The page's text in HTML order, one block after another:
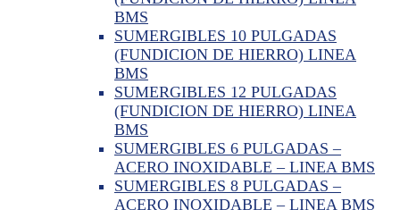
BMS
SUMERGIBLES 10 PULGADAS
(FUNDICION DE HIERRO) LINEA
BMS
SUMERGIBLES 12 PULGADAS
(FUNDICION DE HIERRO) LINEA
BMS
SUMERGIBLES 6 PULGADAS –
ACERO INOXIDABLE – LINEA BMS
SUMERGIBLES 8 PULGADAS –
ACERO INOXIDABLE – LINEA BMS